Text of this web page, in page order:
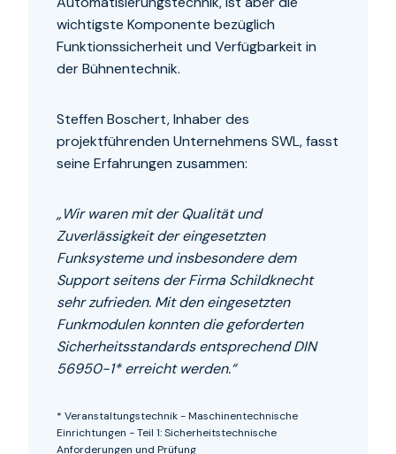
wichtigste Komponente bezüglich
Funktionssicherheit und Verfügbarkeit in
der Bühnentechnik.
Steffen Boschert, Inhaber des
projektführenden Unternehmens SWL, fasst
seine Erfahrungen zusammen:
„Wir waren mit der Qualität und
Zuverlässigkeit der eingesetzten
Funksysteme und insbesondere dem
Support seitens der Firma Schildknecht
sehr zufrieden. Mit den eingesetzten
Funkmodulen konnten die geforderten
Sicherheitsstandards entsprechend DIN
56950-1* erreicht werden.“
* Veranstaltungstechnik - Maschinentechnische
Einrichtungen - Teil 1: Sicherheitstechnische
Anforderungen und Prüfung